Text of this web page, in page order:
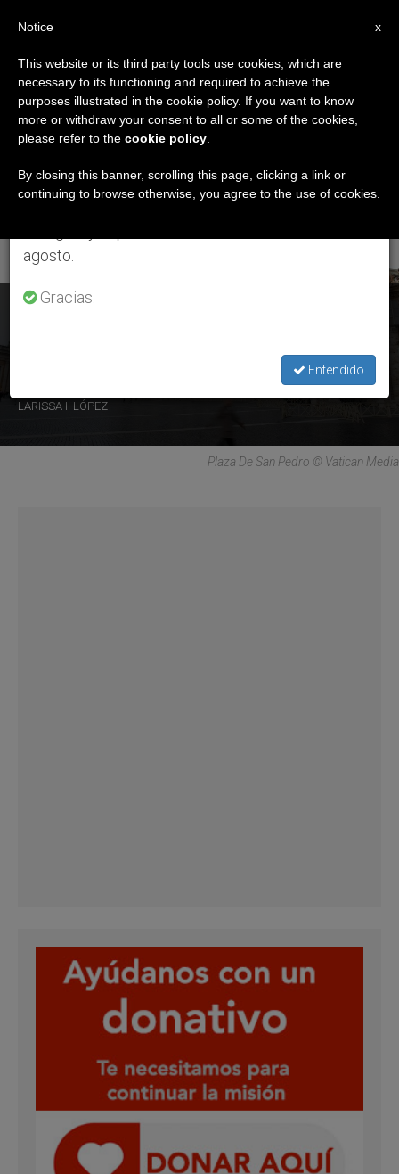
ETIQUETA
Posts Tagged ‘Virgen
Del Divino Amor’
ÚLTIMAS NOTICIAS
Francisco presidirá la Vigilia de Pentecostés de la Diócesis
LARISSA I. LÓPEZ
Plaza De San Pedro © Vatican Media
×
Aviso importante
Del 27 de julio al 7 de agosto haremos la pausa
anual, aprovechando que en el periodo de verano
se generan menos informaciones y también el
agosto.
Gracias.
Entendido
x
Notice
This website or its third party tools use cookies, which are
necessary to its functioning and required to achieve the
purposes illustrated in the cookie policy. If you want to know
more or withdraw your consent to all or some of the cookies,
please refer to the cookie policy
By closing this banner, scrolling this page, clicking a link or
continuing to browse otherwise, you agree to the use of cookies.